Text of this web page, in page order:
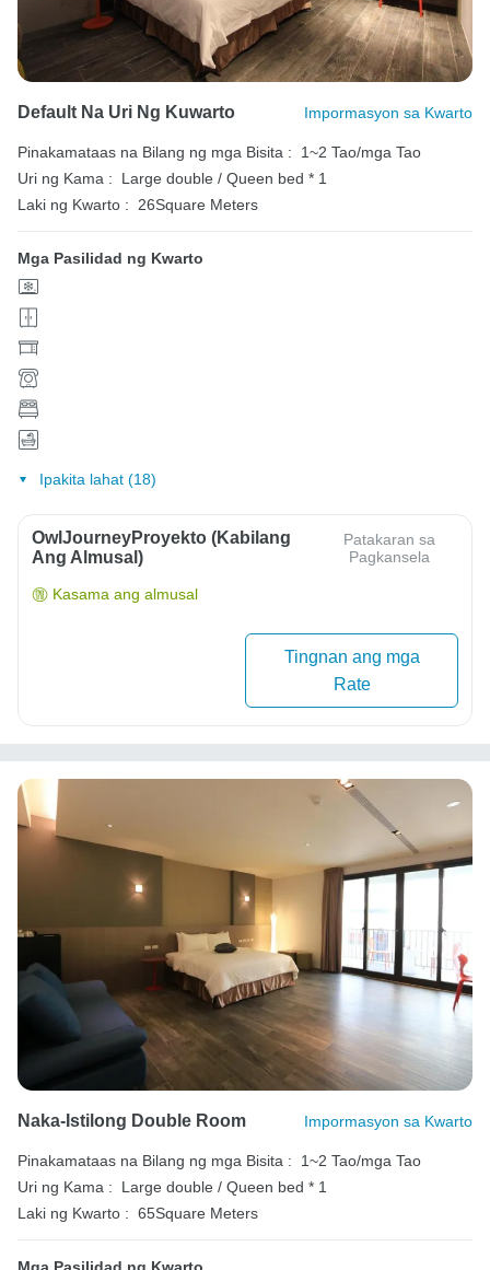
Default Na Uri Ng Kuwarto Impormasyon sa Kwarto
Pinakamataas na Bilang ng mga Bisita :
1~2 Tao/mga Tao
Uri ng Kama :
Large double / Queen bed * 1
Laki ng Kwarto :
26Square Meters
Mga Pasilidad ng Kwarto
Ipakita lahat (18)
OwlJourneyProyekto (Kabilang
Ang Almusal)
Patakaran sa
Pagkansela
Kasama ang almusal
Tingnan ang mga
Rate
Naka-Istilong Double Room Impormasyon sa Kwarto
Pinakamataas na Bilang ng mga Bisita :
1~2 Tao/mga Tao
Uri ng Kama :
Large double / Queen bed * 1
Laki ng Kwarto : 65Square Meters